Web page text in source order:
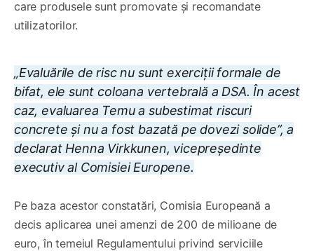
care produsele sunt promovate și recomandate
utilizatorilor.
„Evaluările de risc nu sunt exerciții formale de
bifat, ele sunt coloana vertebrală a DSA. În acest
caz, evaluarea Temu a subestimat riscuri
concrete și nu a fost bazată pe dovezi solide”, a
declarat Henna Virkkunen, vicepreședinte
executiv al Comisiei Europene.
Pe baza acestor constatări, Comisia Europeană a
decis aplicarea unei amenzi de 200 de milioane de
euro, în temeiul Regulamentului privind serviciile